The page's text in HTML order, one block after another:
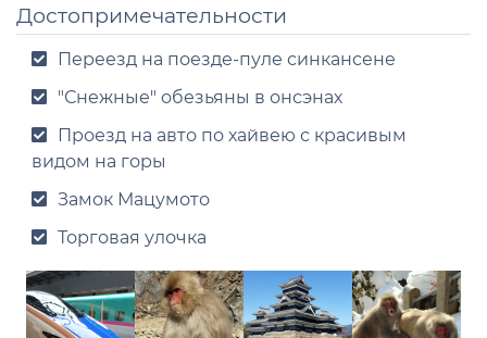
Достопримечательности
Переезд на поезде-пуле синкансене
"Снежные" обезьяны в онсэнах
Проезд на авто по хайвею с красивым
видом на горы
Замок Мацумото
Торговая улочка